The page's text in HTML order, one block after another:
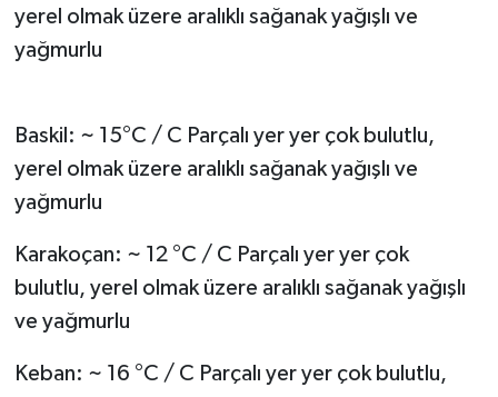
yerel olmak üzere aralıklı sağanak yağışlı ve
yağmurlu
Baskil: ~ 15°C / C Parçalı yer yer çok bulutlu,
yerel olmak üzere aralıklı sağanak yağışlı ve
yağmurlu
Karakoçan: ~ 12 °C / C Parçalı yer yer çok
bulutlu, yerel olmak üzere aralıklı sağanak yağışlı
ve yağmurlu
Keban: ~ 16 °C / C Parçalı yer yer çok bulutlu,